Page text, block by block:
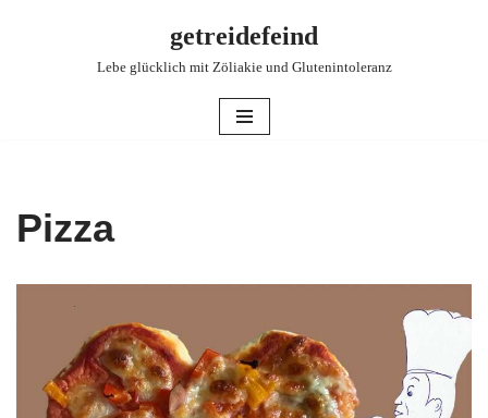
getreidefeind
Lebe glücklich mit Zöliakie und Glutenintoleranz
Pizza